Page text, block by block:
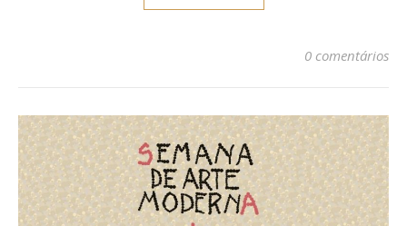
0 comentários